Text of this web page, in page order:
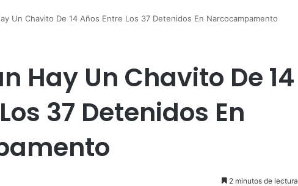
Un Chavito De 14 Años Entre Los 37 Detenidos En Narcocampamento
Hay Un Chavito De 14
37 Detenidos En
2 minutos de lectura